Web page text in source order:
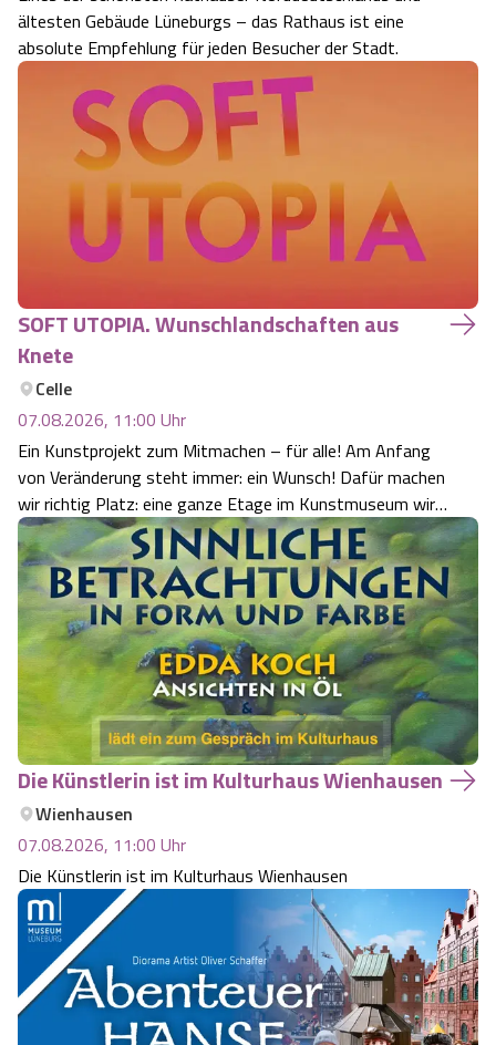
ältesten Gebäude Lüneburgs – das Rathaus ist eine
absolute Empfehlung für jeden Besucher der Stadt.
SOFT UTOPIA. Wunschlandschaften aus
Knete
Celle
07.08.2026, 11:00 Uhr
Ein Kunstprojekt zum Mitmachen – für alle! Am Anfang
von Veränderung steht immer: ein Wunsch! Dafür machen
wir richtig Platz: eine ganze Etage im Kunstmuseum wird
zum Ort der Wünsche.
Die Künstlerin ist im Kulturhaus Wienhausen
Wienhausen
07.08.2026, 11:00 Uhr
Die Künstlerin ist im Kulturhaus Wienhausen